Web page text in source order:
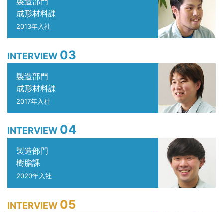
成形材料課
2013年入社
INTERVIEW 03
製造部門
成形材料課
2017年入社
INTERVIEW 04
製造部門
樹脂課
2020年入社
INTERVIEW 05